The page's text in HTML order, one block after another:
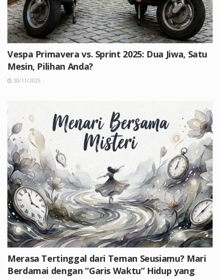
Vespa Primavera vs. Sprint 2025: Dua Jiwa, Satu
Mesin, Pilihan Anda?
30/11/2025
Merasa Tertinggal dari Teman Seusiamu? Mari
Berdamai dengan “Garis Waktu” Hidup yang